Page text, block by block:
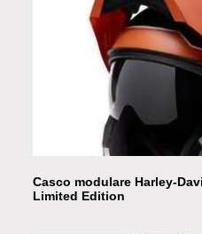
Casco modulare Harley-
Limited Edition